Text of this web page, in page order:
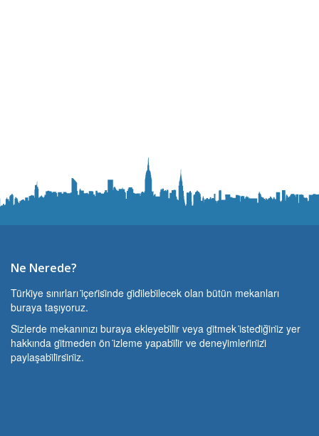
Ne Nerede?
Türki̇ye sınırları i̇çeri̇si̇nde gi̇di̇lebi̇lecek olan bütün mekanları
buraya taşıyoruz.
Si̇zlerde mekanınızı buraya ekleyebi̇li̇r veya gi̇tmek i̇stedi̇ği̇ni̇z yer
hakkında gi̇tmeden ön i̇zleme yapabi̇li̇r ve deneyi̇mleri̇ni̇zi̇
paylaşabi̇li̇rsi̇ni̇z.